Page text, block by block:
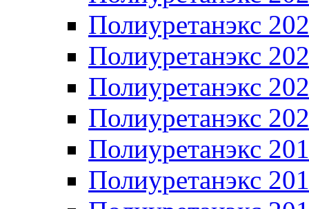
Полиуретанэкс
Полиуретанэкс
Полиуретанэкс
Полиуретанэкс
Полиуретанэкс
Полиуретанэкс